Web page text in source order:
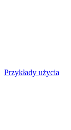
Przykłady użycia